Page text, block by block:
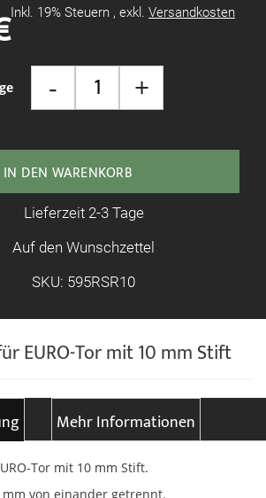
EURO-Tor mit 10 mm Stift
- +
Inkl. 19% Steuern , exkl. Versandkosten
IN DEN WARENKORB
Lieferzeit 2-3 Tage
Auf den Wunschzettel
SKU: 595RSR10
Mehr Informationen
Tor mit 10 mm Stift.
mm von einander getrennt.